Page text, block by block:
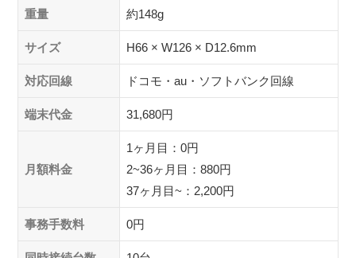
重量 約148g
サイズ H66 × W126 × D12.6mm
対応回線 ドコモ・au・ソフトバンク回線
端末代金 31,680円
月額料金
1ヶ月目：0円
2~36ヶ月目：880円
37ヶ月目~：2,200円
事務手数料 0円